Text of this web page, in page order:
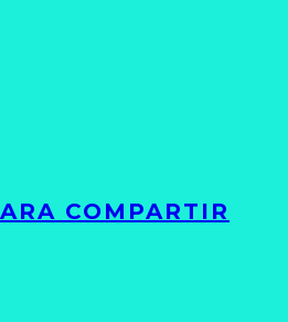
COMPARTIR